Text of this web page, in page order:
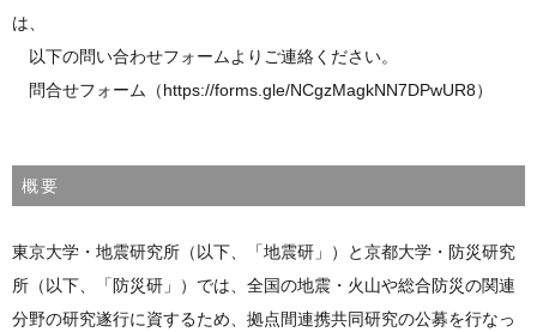
は、
以下の問い合わせフォームよりご連絡ください。
問合せフォーム（https://forms.gle/NCgzMagkNN7DPwUR8）
概要
東京大学・地震研究所（以下、「地震研」）と京都大学・防災研究
所（以下、「防災研」）では、全国の地震・火山や総合防災の関連
分野の研究遂行に資するため、拠点間連携共同研究の公募を行なっ